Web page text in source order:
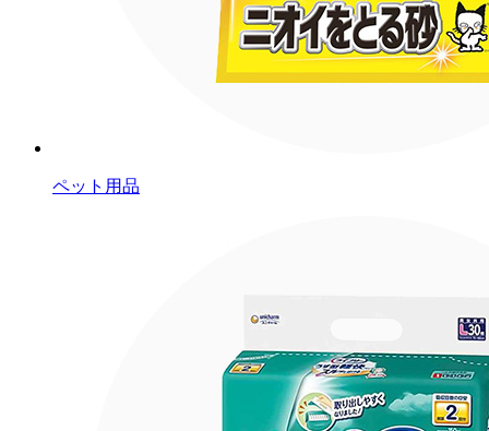
ペット用品